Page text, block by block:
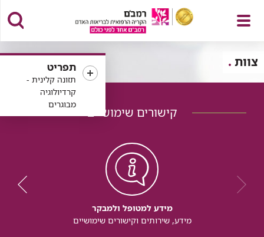
פתח
תפריט
תפריט
תזונה קלינית -
קרדיולוגיה
מבוגרים
צוות
קישורים שימושיים
מידע למטופל ולמבקר
מידע, שירותים וקישורים שימושיים